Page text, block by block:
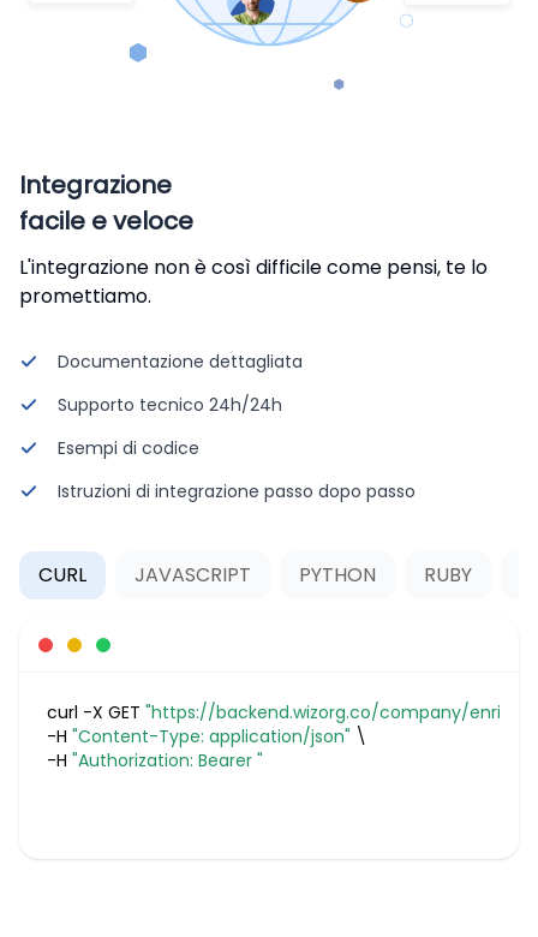
CURL JAVASCRIPT PYTHON RUBY
curl -X GET "https://backend.wizorg.co/company/
-H "Content-Type: application/json"
-H "Authorization: Bearer "
Integrazione
facile e veloce
L'integrazione non è così difficile come pensi, te lo
promettiamo.
Documentazione dettagliata
Supporto tecnico 24h/24h
Esempi di codice
Istruzioni di integrazione passo dopo passo